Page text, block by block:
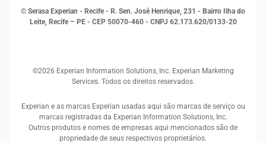
© Serasa Experian - Recife - R. Sen. José Henrique, 231 - Bairro Ilha do
Leite, Recife – PE - CEP 50070-460 - CNPJ 62.173.620/0133-20
©2026 Experian Information Solutions, Inc. Experian Marketing
Services. Todos os direitos reservados.
Experian e as marcas Experian usadas aqui são marcas de serviço ou
marcas registradas da Experian Information Solutions, Inc.
Outros produtos e nomes de empresas aqui mencionados são de
propriedade de seus respectivos proprietários.